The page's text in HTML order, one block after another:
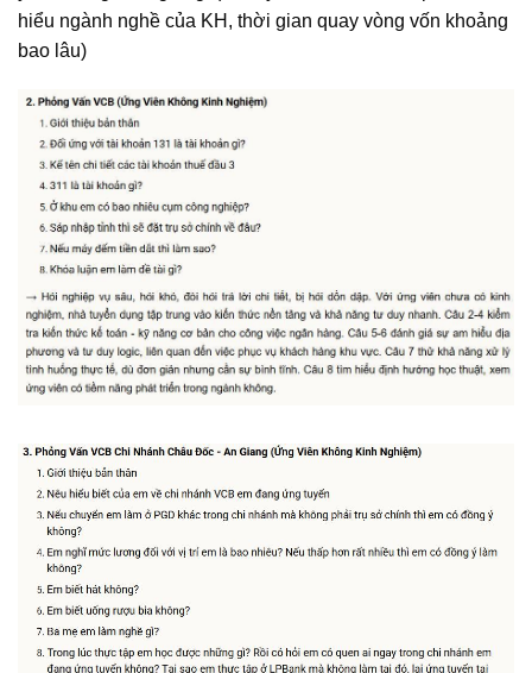
hiểu ngành nghề của KH, thời gian quay vòng vốn khoảng
bao lâu)